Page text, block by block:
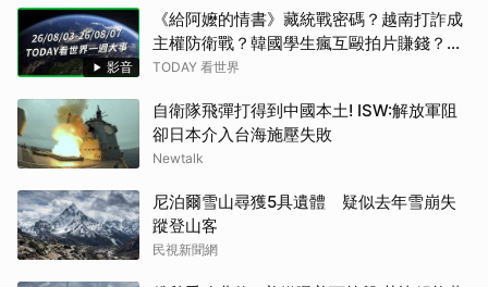
影音
《給阿嬤的情書》藏統戰密碼？越南打詐成
主權防衛戰？韓國學生瘋互毆拍片賺錢？諾
蘭大片誤踩爭議領土地雷？上萬北非移民偷
TODAY 看世界
自衛隊飛彈打得到中國本土! ISW:解放軍阻
卻日本介入台海施壓失敗
Newtalk
尼泊爾雪山尋獲5具遺體 疑似去年雪崩失
蹤登山客
民視新聞網